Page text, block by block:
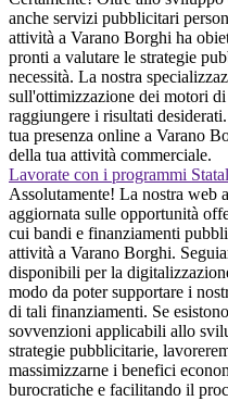
anche servizi pubblicitari
attività a Varano Borghi ha
pronti a valutare le strategie
necessità. La nostra
sull'ottimizzazione dei motori
raggiungere i risultati
tua presenza online a Varano
della tua attività commerciale.
Lavorate con i programmi
Assolutamente! La nostra web
aggiornata sulle opportunità
cui bandi e finanziamenti
attività a Varano Borghi.
disponibili per la
modo da poter supportare i
di tali finanziamenti. Se
sovvenzioni applicabili allo
strategie pubblicitarie,
massimizzarne i benefici
burocratiche e facilitando il